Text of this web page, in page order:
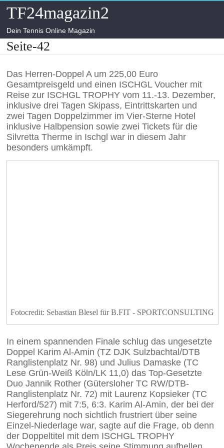
TF24magazin2
Dein Tennis Online Magazin
Seite-42
Das Herren-Doppel A um 225,00 Euro
Gesamtpreisgeld und einen ISCHGL Voucher mit
Reise zur ISCHGL TROPHY vom 11.-13. Dezember,
inklusive drei Tagen Skipass, Eintrittskarten und
zwei Tagen Doppelzimmer im Vier-Sterne Hotel
inklusive Halbpension sowie zwei Tickets für die
Silvretta Therme in Ischgl war in diesem Jahr
besonders umkämpft.
Fotocredit: Sebastian Blesel für B.FIT - SPORTCONSULTING
In einem spannenden Finale schlug das ungesetzte
Doppel Karim Al-Amin (TZ DJK Sulzbachtal/DTB
Ranglistenplatz Nr. 98) und Julius Damaske (TC
Lese Grün-Weiß Köln/LK 11,0) das Top-Gesetzte
Duo Jannik Rother (Gütersloher TC RW/DTB-
Ranglistenplatz Nr. 72) mit Laurenz Kopsieker (TC
Herford/527) mit 7:5, 6:3. Karim Al-Amin, der bei der
Siegerehrung noch sichtlich frustriert über seine
Einzel-Niederlage war, sagte auf die Frage, ob denn
der Doppeltitel mit dem ISCHGL TROPHY